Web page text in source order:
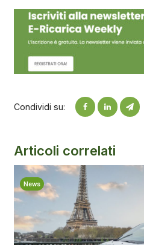
Condividi su:
Articoli correlati
News